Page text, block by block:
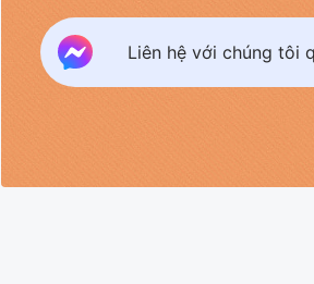
Liên hệ với chúng tôi